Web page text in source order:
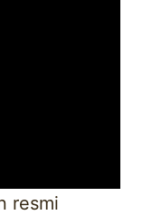
resmi